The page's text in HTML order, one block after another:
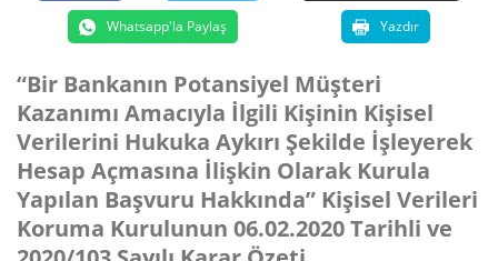
Whatsapp'la Paylaş Yazdır
“Bir Bankanın Potansiyel Müşteri
Kazanımı Amacıyla İlgili Kişinin Kişisel
Verilerini Hukuka Aykırı Şekilde İşleyerek
Hesap Açmasına İlişkin Olarak Kurula
Yapılan Başvuru Hakkında” Kişisel Verileri
Koruma Kurulunun 06.02.2020 Tarihli ve